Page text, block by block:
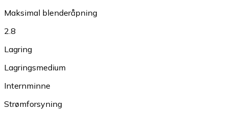
Maksimal blenderåpning
2.8
Lagring
Lagringsmedium
Internminne
Strømforsyning